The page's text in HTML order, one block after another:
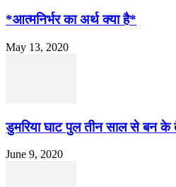
*आत्मनिर्भर का अर्थ क्या है*
May 13, 2020
डुमरिया घाट पुल तीन साल से बन के
June 9, 2020